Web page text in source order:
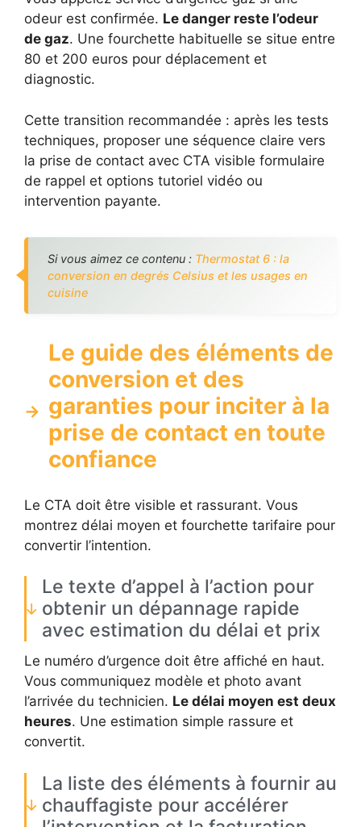
odeur est confirmée. Le danger reste l’odeur
de gaz. Une fourchette habituelle se situe entre
80 et 200 euros pour déplacement et
diagnostic.
Cette transition recommandée : après les tests
techniques, proposer une séquence claire vers
la prise de contact avec CTA visible formulaire
de rappel et options tutoriel vidéo ou
intervention payante.
Si vous aimez ce contenu : Thermostat 6 : la
conversion en degrés Celsius et les usages en
cuisine
Le guide des éléments de
conversion et des
garanties pour inciter à la
prise de contact en toute
confiance
Le CTA doit être visible et rassurant. Vous
montrez délai moyen et fourchette tarifaire pour
convertir l’intention.
Le texte d’appel à l’action pour
obtenir un dépannage rapide
avec estimation du délai et prix
Le numéro d’urgence doit être affiché en haut.
Vous communiquez modèle et photo avant
l’arrivée du technicien. Le délai moyen est deux
heures. Une estimation simple rassure et
convertit.
La liste des éléments à fournir au
chauffagiste pour accélérer